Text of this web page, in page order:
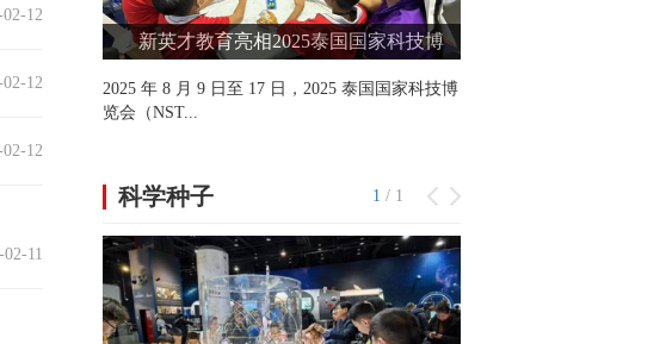
02-12
02-12
02-12
02-11
新英才教育亮相2025泰国国家科技博
览会，推动中泰科技创新与可持续发展教
育交流
2025 年 8 月 9 日至 17 日，2025 泰国国家科技博
览会（NST...
科学种子 1 / 1